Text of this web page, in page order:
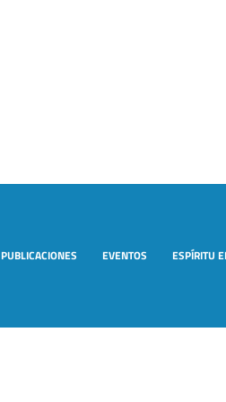
PUBLICACIONES EVENTOS ESPÍRITU